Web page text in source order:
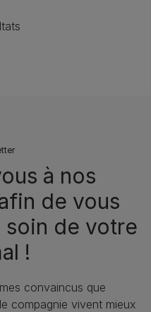
à nos
de vous
soin de votre
!​
convaincus que
compagnie vivent mieux